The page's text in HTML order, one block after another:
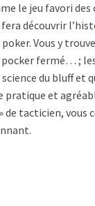
le jeu favori des
découvrir
Vous y
fermé… ; les
du bluff et
pratique et
tacticien, vous